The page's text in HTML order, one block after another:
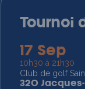
Tournoi
17 Sep
10h30 à 21h30
Club de golf
320